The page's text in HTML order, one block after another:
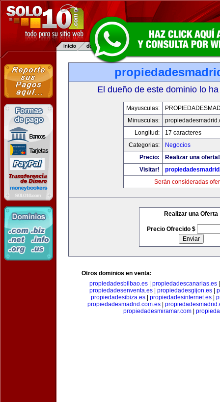
El dueño de este dominio lo
Mayusculas:
Minusculas:
Longitud:
17 caracteres
Categorias:
Negocios
Precio:
Realizar una oferta!
Visitar!
Serán consideradas
Realizar una Oferta
Precio Ofrecido $
Otros dominios en venta:
propiedadesbilbao.es| propiedadescanarias.es
propiedadesenventa.es
propiedadesgijon.es
propiedadesibiza.es
propiedadesinternet.es
propiedadesmadrid.com.es
propiedadesmiramar.com